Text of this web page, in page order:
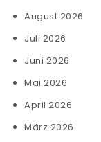
August 2026
Juli 2026
Juni 2026
Mai 2026
April 2026
März 2026